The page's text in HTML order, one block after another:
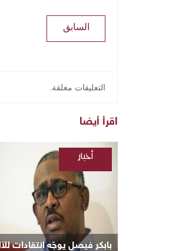
السابق
التعليقات مغلقة.
اقرأ أيضا
بابكر فيصل يوجّه انتقادات
أخبار
/
السودانية